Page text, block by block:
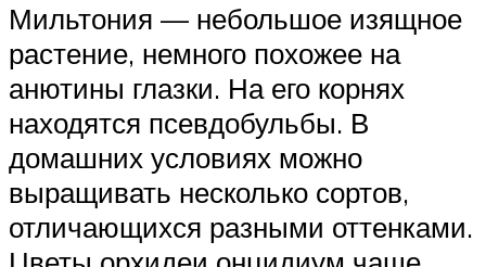
Мильтония — небольшое изящное
растение, немного похожее на
анютины глазки. На его корнях
находятся псевдобульбы. В
домашних условиях можно
выращивать несколько сортов,
отличающихся разными оттенками.